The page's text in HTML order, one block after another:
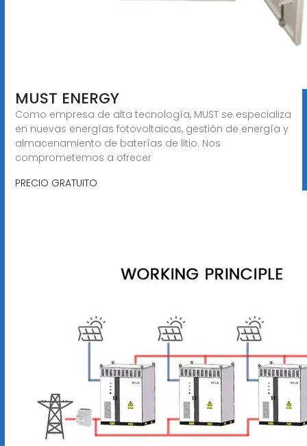
MUST ENERGY
Como empresa de alta tecnología, MUST se especializa
en nuevas energías fotovoltaicas, gestión de energía y
almacenamiento de baterías de litio. Nos
comprometemos a ofrecer
PRECIO GRATUITO